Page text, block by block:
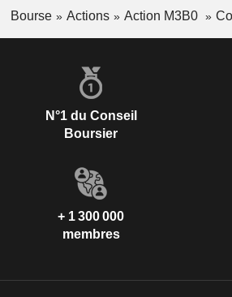
Bourse Actions Action M3B0
N°1 du Conseil
Boursier
+ 1 300 000
membres